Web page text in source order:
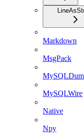
Markdown
MsgPack
MySQLWire
Native
Npy